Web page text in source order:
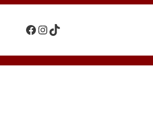
Facebook
Instagram
TikTok